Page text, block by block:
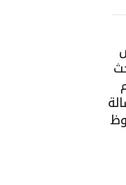
لعام ٢٠١٩م